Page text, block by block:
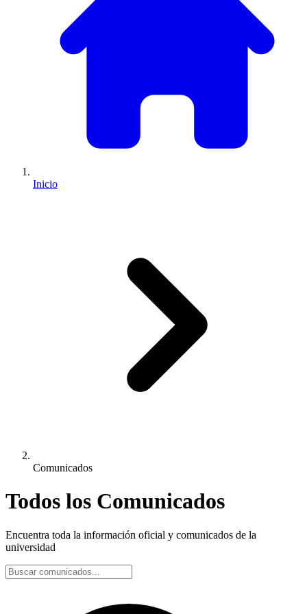
Inicio
Comunicados
Todos los Comunicados
Encuentra toda la información oficial y comunicados de la
universidad